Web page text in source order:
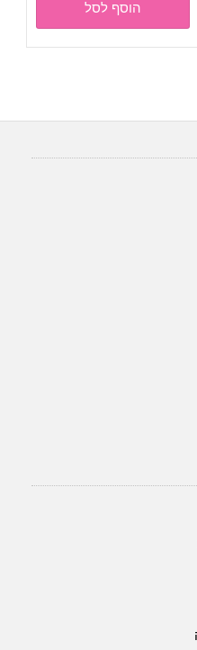
הוסף לסל